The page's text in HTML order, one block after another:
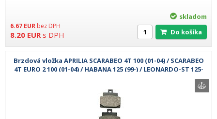
6.67 EUR bez DPH
8.20 EUR s DPH
skladom
Do košíka
Brzdová vložka APRILIA SCARABEO 4T 100 (01-04) / SCARABEO
4T EURO 2 100 (01-04) / HABANA 125 (99-) / LEONARDO-ST 125-